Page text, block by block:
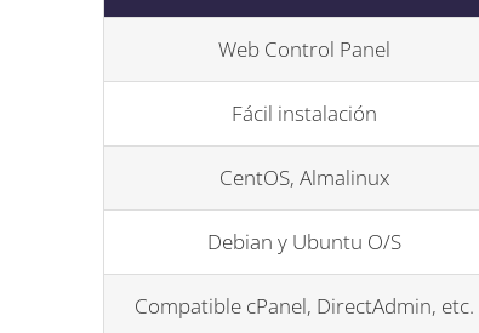
Web Control Panel
Fácil instalación
CentOS, Almalinux
Debian y Ubuntu O/S
Compatible cPanel, DirectAdmin, etc.